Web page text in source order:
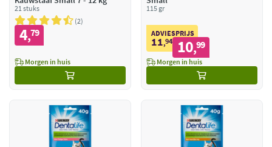
21 stuks
2
4,79
Morgen in huis
115 gr
ADVIESPRIJS
11,94 10,99
Morgen in huis